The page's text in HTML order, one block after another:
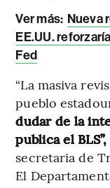
Ver más: Nueva
EE.UU.
Fed
“La masiva
pueblo
dudar de la
publica el BLS”,
secretaria de
El